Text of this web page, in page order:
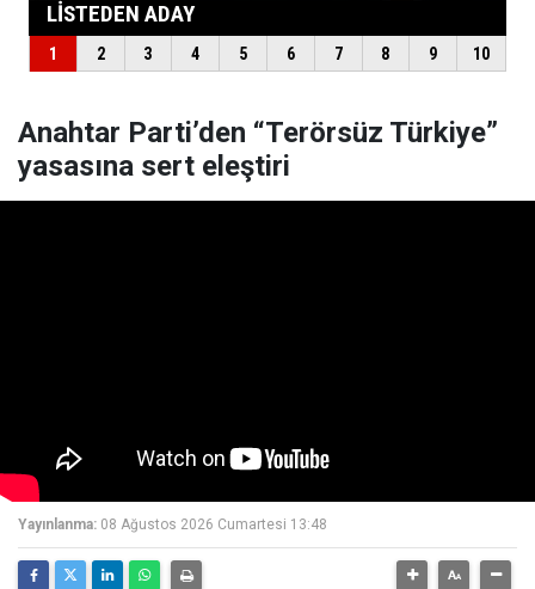
Anahtar Parti’den “Terörsüz Türkiye”
yasasına sert eleştiri
Yayınlanma: 08 Ağustos 2026 Cumartesi 13:48